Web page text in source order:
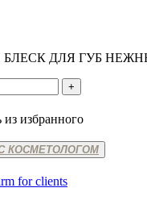
ДЛЯ ГУБ
из избранного
КОСМЕТОЛОГОМ
for clients